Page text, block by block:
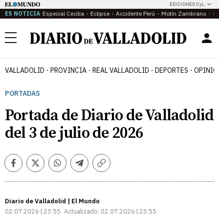
EDICIONES CyL
ES NOTICIA Especial Cecilia Eclipse Accidente Perú Motín Zambrana
Menú
VALLADOLID PROVINCIA REAL VALLADOLID DEPORTES
PORTADAS
Portada de Diario de Valladolid
del 3 de julio de 2026
FacebookTwitterWhatsappTelegramCopiar
Diario de Valladolid | El Mundo
02.07.2026 | 23:55 Actualizado: 02.07.2026 | 23:55